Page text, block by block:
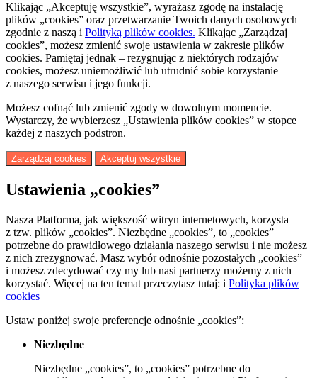
Klikając „Akceptuję wszystkie”, wyrażasz zgodę na instalację
plików „cookies” oraz przetwarzanie Twoich danych osobowych
zgodnie z naszą i Polityką plików cookies. Klikając „Zarządzaj
cookies”, możesz zmienić swoje ustawienia w zakresie plików
cookies. Pamiętaj jednak – rezygnując z niektórych rodzajów
cookies, możesz uniemożliwić lub utrudnić sobie korzystanie
z naszego serwisu i jego funkcji.
Możesz cofnąć lub zmienić zgody w dowolnym momencie.
Wystarczy, że wybierzesz „Ustawienia plików cookies” w stopce
każdej z naszych podstron.
Zarządzaj cookies Akceptuj wszystkie
Ustawienia „cookies”
Nasza Platforma, jak większość witryn internetowych, korzysta
z tzw. plików „cookies”. Niezbędne „cookies”, to „cookies”
potrzebne do prawidłowego działania naszego serwisu i nie możesz
z nich zrezygnować. Masz wybór odnośnie pozostałych „cookies”
i możesz zdecydować czy my lub nasi partnerzy możemy z nich
korzystać. Więcej na ten temat przeczytasz tutaj: i Polityka plików
cookies
Ustaw poniżej swoje preferencje odnośnie „cookies”:
Niezbędne
Niezbędne „cookies”, to „cookies” potrzebne do